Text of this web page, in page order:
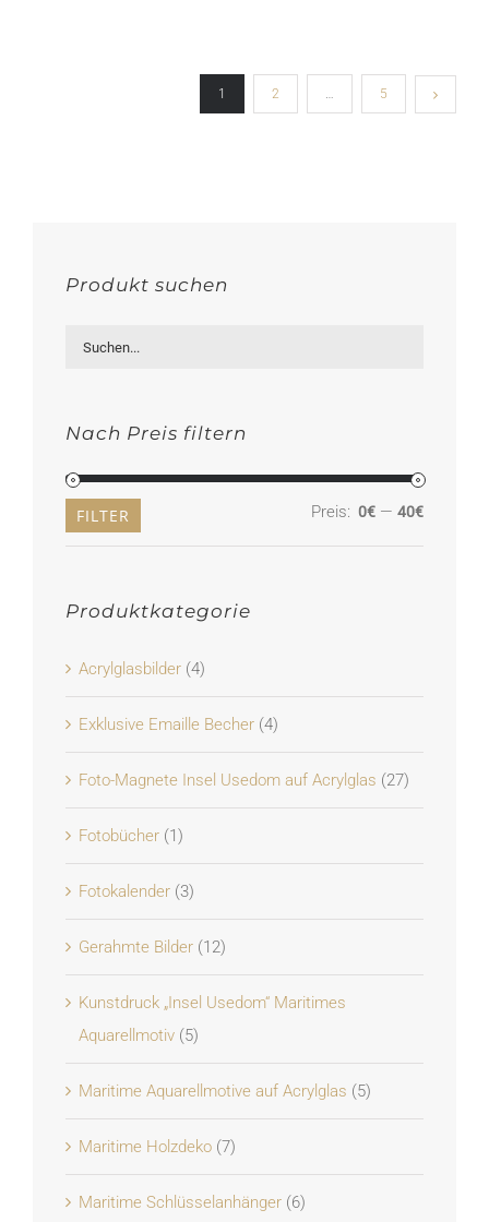
1 2 … 5
Produkt suchen
Nach Preis filtern
Min.
Preis
Max.
Preis
FILTER Preis: 0€ — 40€
Produktkategorie
Acrylglasbilder (4)
Exklusive Emaille Becher (4)
Foto-Magnete Insel Usedom auf Acrylglas (27)
Fotobücher (1)
Fotokalender (3)
Gerahmte Bilder (12)
Kunstdruck „Insel Usedom“ Maritimes
Aquarellmotiv (5)
Maritime Aquarellmotive auf Acrylglas (5)
Maritime Holzdeko (7)
Maritime Schlüsselanhänger (6)